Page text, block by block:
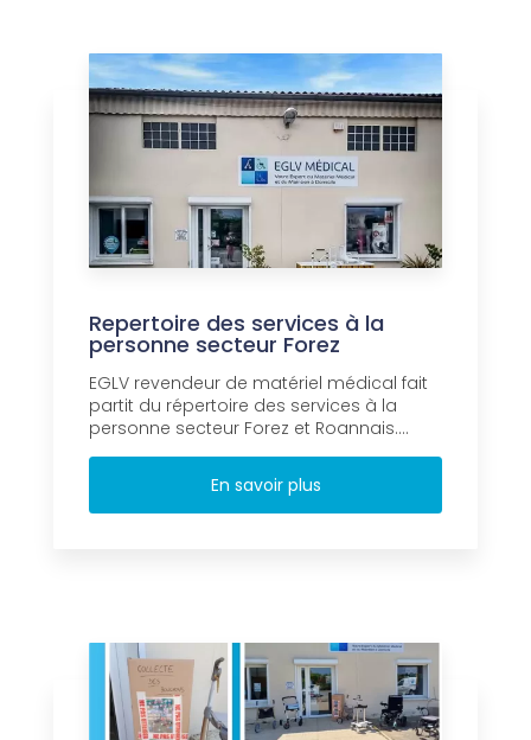
Repertoire des services à la
personne secteur Forez
EGLV revendeur de matériel médical fait
partit du répertoire des services à la
personne secteur Forez et Roannais....
En savoir plus